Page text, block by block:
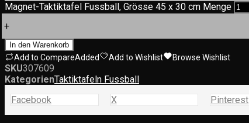
Magnet-Taktiktafel Fussball, Grösse 45 x 30 cm Menge
+
In den Warenkorb
Add to CompareAdded Add to Wishlist Browse Wishlist
SKU307609
KategorienTaktiktafeln Fussball
Facebook
X Pinterest